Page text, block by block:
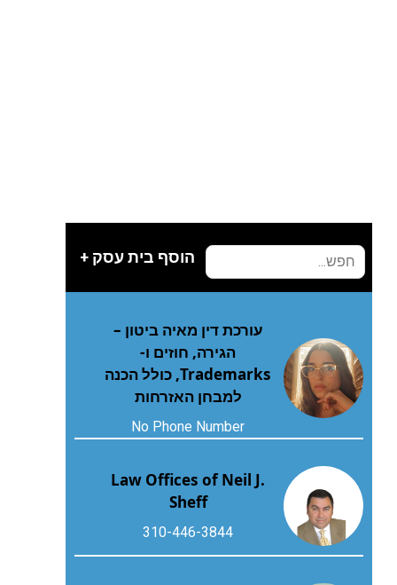
הוסף בית עסק +
עורכת דין מאיה ביטון –
הגירה, חוזים ו-
Trademarks, כולל הכנה
למבחן האזרחות
No Phone Number
Law Offices of Neil J.
Sheff
310-446-3844